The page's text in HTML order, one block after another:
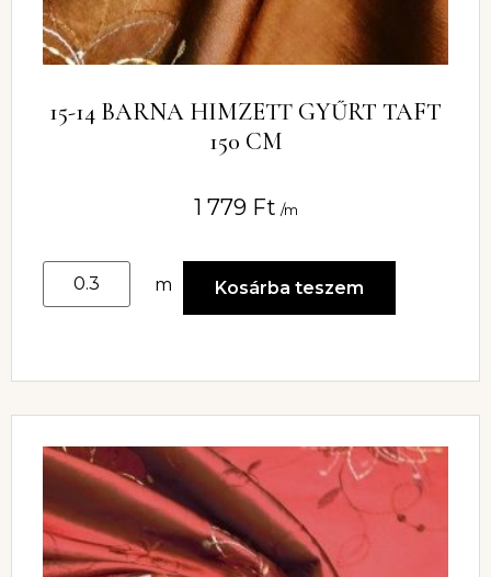
15-14 BARNA HIMZETT GYŰRT TAFT
150 CM
1 779 Ft /m
m Kosárba teszem